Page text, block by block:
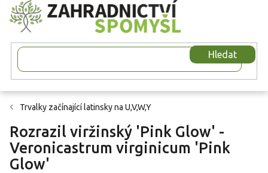
Přejít
na
obsah
Hledat
Trvalky začínající latinsky na U,V,W,Y
Rozrazil viržinský 'Pink Glow' -
Veronicastrum virginicum 'Pink
Glow'